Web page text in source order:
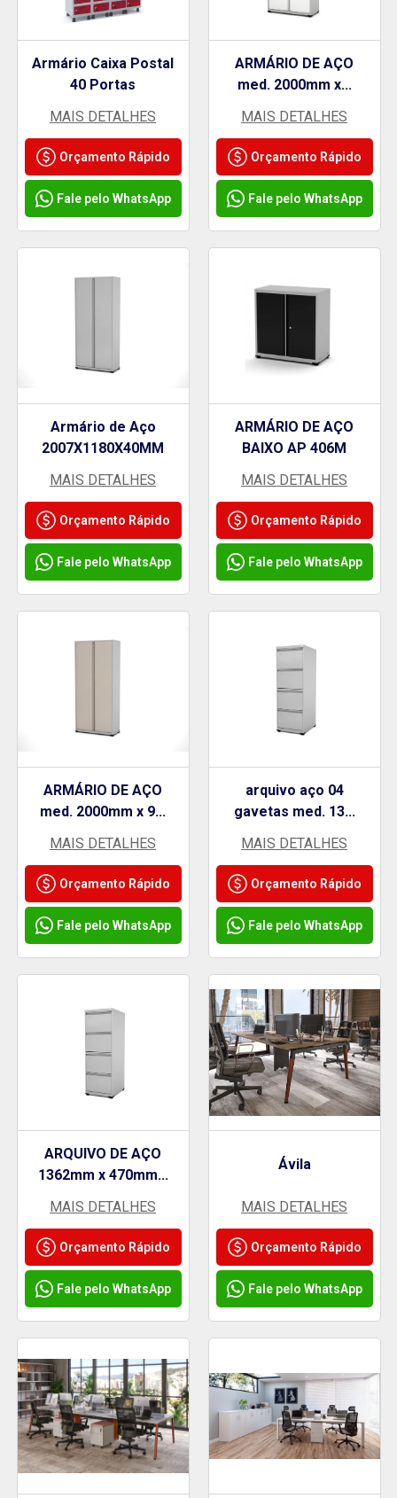
Armário Caixa Postal
40 Portas
MAIS DETALHES
Orçamento Rápido
Fale pelo WhatsApp
ARMÁRIO DE AÇO
med. 2000mm x...
MAIS DETALHES
Orçamento Rápido
Fale pelo WhatsApp
Armário de Aço
2007X1180X40MM
MAIS DETALHES
Orçamento Rápido
Fale pelo WhatsApp
ARMÁRIO DE AÇO
BAIXO AP 406M
MAIS DETALHES
Orçamento Rápido
Fale pelo WhatsApp
ARMÁRIO DE AÇO
med. 2000mm x 9...
MAIS DETALHES
Orçamento Rápido
Fale pelo WhatsApp
arquivo aço 04
gavetas med. 13...
MAIS DETALHES
Orçamento Rápido
Fale pelo WhatsApp
ARQUIVO DE AÇO
1362mm x 470mm...
MAIS DETALHES
Orçamento Rápido
Fale pelo WhatsApp
Ávila
MAIS DETALHES
Orçamento Rápido
Fale pelo WhatsApp